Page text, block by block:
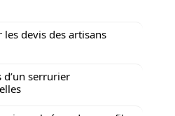
les devis des artisans
d’un serrurier